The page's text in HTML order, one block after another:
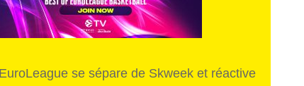
se sépare de Skweek et réactive